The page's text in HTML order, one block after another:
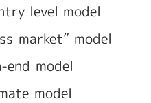
level model
market” model
end model
model